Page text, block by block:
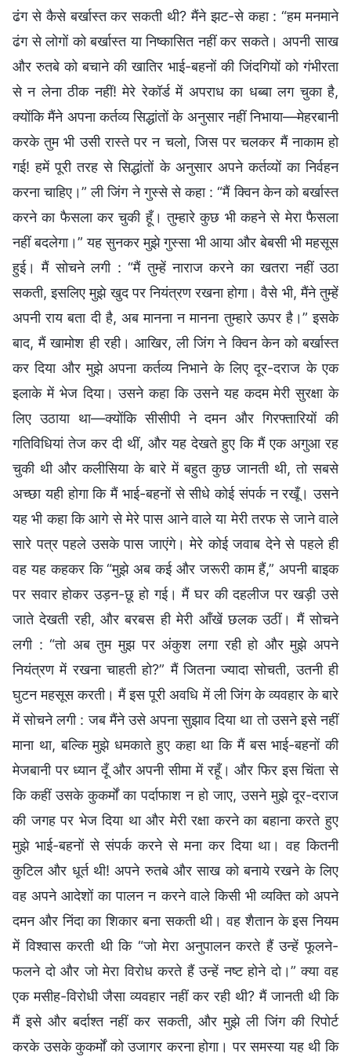
ढंग से कैसे बर्खास्त कर सकती थी? मैंने झट-से कहा : “हम मनमाने
ढंग से लोगों को बर्खास्त या निष्कासित नहीं कर सकते। अपनी साख
और रुतबे को बचाने की खातिर भाई-बहनों की जिंदगियों को गंभीरता
से न लेना ठीक नहीं! मेरे रेकॉर्ड में अपराध का धब्बा लग चुका है,
क्योंकि मैंने अपना कर्तव्य सिद्धांतों के अनुसार नहीं निभाया—मेहरबानी
करके तुम भी उसी रास्ते पर न चलो, जिस पर चलकर मैं नाकाम हो
गई! हमें पूरी तरह से सिद्धांतों के अनुसार अपने कर्तव्यों का निर्वहन
करना चाहिए।” ली जिंग ने गुस्से से कहा : “मैं क्विन केन को बर्खास्त
करने का फैसला कर चुकी हूँ। तुम्हारे कुछ भी कहने से मेरा फैसला
नहीं बदलेगा।” यह सुनकर मुझे गुस्सा भी आया और बेबसी भी महसूस
हुई। मैं सोचने लगी : “मैं तुम्हें नाराज करने का खतरा नहीं उठा
सकती, इसलिए मुझे खुद पर नियंत्रण रखना होगा। वैसे भी, मैंने तुम्हें
अपनी राय बता दी है, अब मानना न मानना तुम्हारे ऊपर है।” इसके
बाद, मैं खामोश ही रही। आखिर, ली जिंग ने क्विन केन को बर्खास्त
कर दिया और मुझे अपना कर्तव्य निभाने के लिए दूर-दराज के एक
इलाके में भेज दिया। उसने कहा कि उसने यह कदम मेरी सुरक्षा के
लिए उठाया था—क्योंकि सीसीपी ने दमन और गिरफ्तारियों की
गतिविधियां तेज कर दी थीं, और यह देखते हुए कि मैं एक अगुआ रह
चुकी थी और कलीसिया के बारे में बहुत कुछ जानती थी, तो सबसे
अच्छा यही होगा कि मैं भाई-बहनों से सीधे कोई संपर्क न रखूँ। उसने
यह भी कहा कि आगे से मेरे पास आने वाले या मेरी तरफ से जाने वाले
सारे पत्र पहले उसके पास जाएंगे। मेरे कोई जवाब देने से पहले ही
वह यह कहकर कि “मुझे अब कई और जरूरी काम हैं,” अपनी बाइक
पर सवार होकर उड़न-छू हो गई। मैं घर की दहलीज पर खड़ी उसे
जाते देखती रही, और बरबस ही मेरी आँखें छलक उठीं। मैं सोचने
लगी : “तो अब तुम मुझ पर अंकुश लगा रही हो और मुझे अपने
नियंत्रण में रखना चाहती हो?” मैं जितना ज्यादा सोचती, उतनी ही
घुटन महसूस करती। मैं इस पूरी अवधि में ली जिंग के व्यवहार के बारे
में सोचने लगी : जब मैंने उसे अपना सुझाव दिया था तो उसने इसे नहीं
माना था, बल्कि मुझे धमकाते हुए कहा था कि मैं बस भाई-बहनों की
मेजबानी पर ध्यान दूँ और अपनी सीमा में रहूँ। और फिर इस चिंता से
कि कहीं उसके कुकर्मों का पर्दाफाश न हो जाए, उसने मुझे दूर-दराज
की जगह पर भेज दिया था और मेरी रक्षा करने का बहाना करते हुए
मुझे भाई-बहनों से संपर्क करने से मना कर दिया था। वह कितनी
कुटिल और धूर्त थी! अपने रुतबे और साख को बनाये रखने के लिए
वह अपने आदेशों का पालन न करने वाले किसी भी व्यक्ति को अपने
दमन और निंदा का शिकार बना सकती थी। वह शैतान के इस नियम
में विश्वास करती थी कि “जो मेरा अनुपालन करते हैं उन्हें फूलने-
फलने दो और जो मेरा विरोध करते हैं उन्हें नष्ट होने दो।” क्या वह
एक मसीह-विरोधी जैसा व्यवहार नहीं कर रही थी? मैं जानती थी कि
मैं इसे और बर्दाश्त नहीं कर सकती, और मुझे ली जिंग की रिपोर्ट
करके उसके कुकर्मों को उजागर करना होगा। पर समस्या यह थी कि